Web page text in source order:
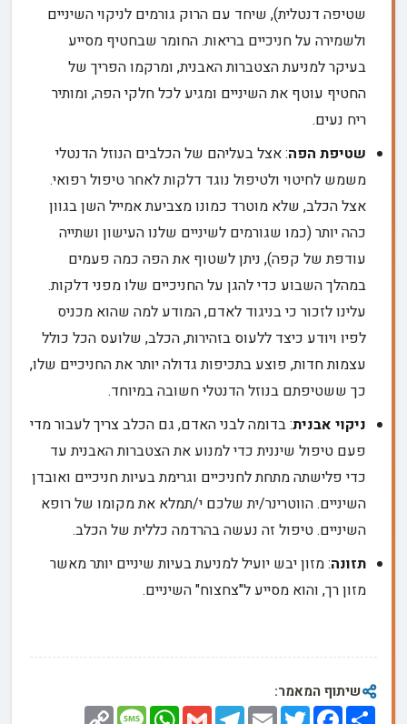
שטיפה דנטלית), שיחד עם הרוק גורמים לניקוי השיניים
ולשמירה על חניכיים בריאות. החומר שבחטיף מסייע
בעיקר למניעת הצטברות האבנית, ומרקמו הפריך של
החטיף עוטף את השיניים ומגיע לכל חלקי הפה, ומותיר
ריח נעים.
שטיפת הפה: אצל בעליהם של הכלבים הנוזל הדנטלי
משמש לחיטוי ולטיפול נוגד דלקות לאחר טיפול רפואי.
אצל הכלב, שלא מוטרד כמונו מצביעת אמייל השן בגוון
כהה יותר (כמו שגורמים לשיניים שלנו העישון ושתייה
עודפת של קפה), ניתן לשטוף את הפה כמה פעמים
במהלך השבוע כדי להגן על החניכיים שלו מפני דלקות.
עלינו לזכור כי בניגוד לאדם, המודע למה שהוא מכניס
לפיו ויודע כיצד ללעוס בזהירות, הכלב, שלועס הכל כולל
עצמות חדות, פוצע בתכיפות גדולה יותר את החניכיים שלו,
כך ששטיפתם בנוזל הדנטלי חשובה במיוחד.
ניקוי אבנית: בדומה לבני האדם, גם הכלב צריך לעבור מדי
פעם טיפול שיננית כדי למנוע את הצטברות האבנית עד
כדי פלישתה מתחת לחניכיים וגרימת בעיות חניכיים ואובדן
השיניים. הווטרינר/ית שלכם י/תמלא את מקומו של רופא
השיניים. טיפול זה נעשה בהרדמה כללית של הכלב.
תזונה: מזון יבש יועיל למניעת בעיות שיניים יותר מאשר
מזון רך, והוא מסייע ל"צחצוח" השיניים.
שיתוף המאמר:
Share
Facebook
Twitter
Email
Telegram
Gmail
WhatsApp
Message
Copy